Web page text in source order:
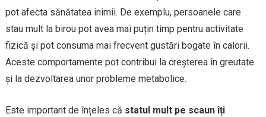
pot afecta sănătatea inimii. De exemplu, persoanele care
stau mult la birou pot avea mai puțin timp pentru activitate
fizică și pot consuma mai frecvent gustări bogate în calorii.
Aceste comportamente pot contribui la creșterea în greutate
și la dezvoltarea unor probleme metabolice.
Este important de înțeles că statul mult pe scaun îți